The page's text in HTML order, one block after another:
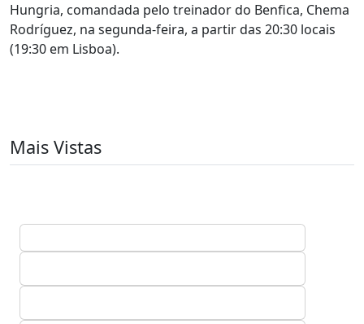
Hungria, comandada pelo treinador do Benfica, Chema
Rodríguez, na segunda-feira, a partir das 20:30 locais
(19:30 em Lisboa).
Mais Vistas